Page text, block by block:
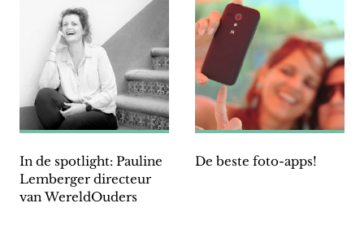
In de spotlight: Pauline
Lemberger directeur
van WereldOuders
De beste foto-apps!